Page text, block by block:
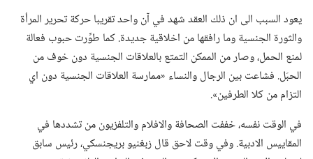
يعود السبب الى ان ذلك العقد شهد في آن واحد تقريبا حركة تحرير المرأة
والثورة الجنسية وما رافقها من اخلاقية جديدة.‏ كما طوِّرت حبوب فعالة
لمنع الحمل،‏ وصار من الممكن التمتع بالعلاقات الجنسية دون خوف من
الحبَل.‏ فشاعت بين الرجال والنساء «ممارسة العلاقات الجنسية دون اي
التزام من كلا الطرفين».‏
في الوقت نفسه،‏ خففت الصحافة والافلام والتلفزيون من تشددها في
المقاييس الادبية.‏ وفي وقت لاحق قال زبغنيو بريجنسكي،‏ رئيس سابق